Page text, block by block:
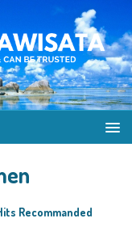
Recommanded